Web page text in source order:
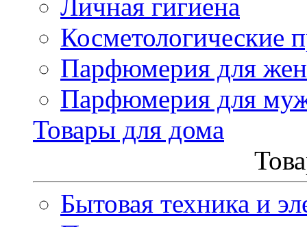
Личная гигиена
Косметологические
Парфюмерия для
Парфюмерия для
Товары для дома
Бытовая техника и